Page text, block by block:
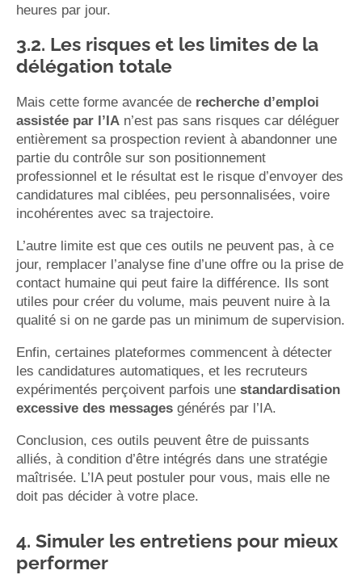
heures par jour.
3.2. Les risques et les limites de la
délégation totale
Mais cette forme avancée de recherche d’emploi
assistée par l’IA n’est pas sans risques car déléguer
entièrement sa prospection revient à abandonner une
partie du contrôle sur son positionnement
professionnel et le résultat est le risque d’envoyer des
candidatures mal ciblées, peu personnalisées, voire
incohérentes avec sa trajectoire.
L’autre limite est que ces outils ne peuvent pas, à ce
jour, remplacer l’analyse fine d’une offre ou la prise de
contact humaine qui peut faire la différence. Ils sont
utiles pour créer du volume, mais peuvent nuire à la
qualité si on ne garde pas un minimum de supervision.
Enfin, certaines plateformes commencent à détecter
les candidatures automatiques, et les recruteurs
expérimentés perçoivent parfois une standardisation
excessive des messages générés par l’IA.
Conclusion, ces outils peuvent être de puissants
alliés, à condition d’être intégrés dans une stratégie
maîtrisée. L’IA peut postuler pour vous, mais elle ne
doit pas décider à votre place.
4. Simuler les entretiens pour mieux
performer